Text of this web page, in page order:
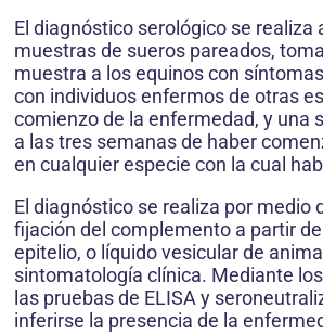
El diagnóstico serológico se realiza
muestras de sueros pareados,
muestra a los equinos con
con individuos enfermos de otras
comienzo de la enfermedad, y una
a las tres semanas de haber
en cualquier especie con la cual
El diagnóstico se realiza por medio
fijación del complemento a partir
epitelio, o líquido vesicular de
sintomatología clínica. Mediante
las pruebas de ELISA y
inferirse la presencia de la